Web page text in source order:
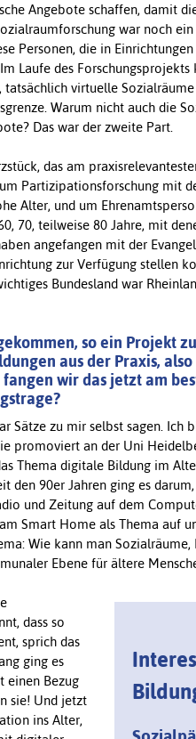
Angebote schaffen, damit
war noch
Personen, die in
Laufe des Forschungsprojekts
virtuelle
Warum nicht auch die
Das war der zweite Part.
das am
Partizipationsforschung mit
Alter, und um
70, teilweise 80 Jahre, mit
angefangen mit der
zur Verfügung stellen
Bundesland war
so ein Projekt
aus der Praxis,
wir das jetzt am
Sätze zu mir selbst sagen. Ich
promoviert an der Uni
Thema digitale Bildung im
den 90er Jahren ging es
und Zeitung auf dem
Smart Home als Thema auf
Wie kann man
Ebene für ältere
dass so
sprich das
ging es
einen Bezug
sie! Und jetzt
ins Alter,